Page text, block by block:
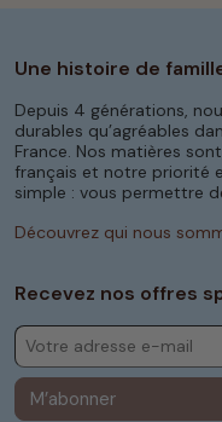
Une histoire de
Depuis 4 générations,
durables qu’agréables
France. Nos matières
français et notre priorité
simple : vous permettre
Découvrez qui nous
Recevez nos offres
M’abonner